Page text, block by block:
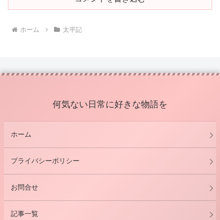
ホーム 太平記
何気ない日常に好きな物語を
ホーム
プライバシーポリシー
お問合せ
記事一覧